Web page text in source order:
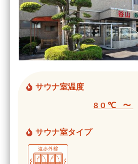
サウナ室温度
80℃ 〜
サウナ室タイプ